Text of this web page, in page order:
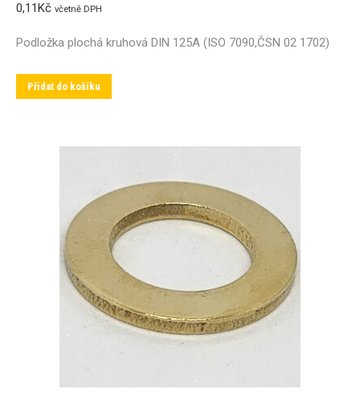
0,11Kč včetně DPH
Podložka plochá kruhová DIN 125A (ISO 7090,ČSN 02 1702)
Přidat do košíku